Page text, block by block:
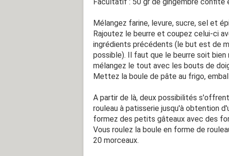
Mélangez farine, levure, sucre, sel et
Rajoutez le beurre et coupez celui-ci
ingrédients précédents (le but est de
possible). Il faut que le beurre soit
mélangez le tout avec les bouts de
Mettez la boule de pâte au frigo,
A partir de là, deux possibilités
rouleau à patisserie jusqu'à obtention
formez des petits gâteaux avec des
Vous roulez la boule en forme de
20 morceaux.